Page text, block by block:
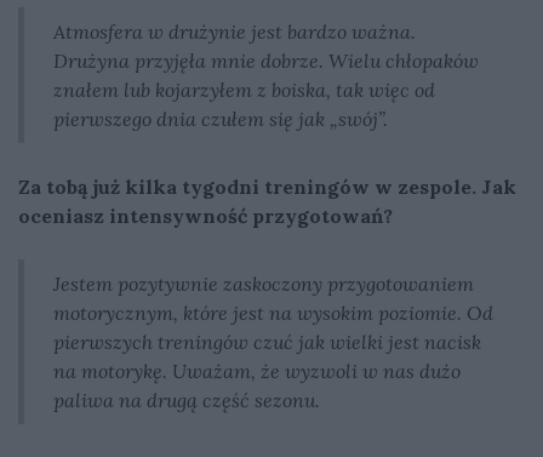
Atmosfera w drużynie jest bardzo ważna.
Drużyna przyjęła mnie dobrze. Wielu chłopaków
znałem lub kojarzyłem z boiska, tak więc od
pierwszego dnia czułem się jak „swój”.
Za tobą już kilka tygodni treningów w zespole. Jak
oceniasz intensywność przygotowań?
Jestem pozytywnie zaskoczony przygotowaniem
motorycznym, które jest na wysokim poziomie. Od
pierwszych treningów czuć jak wielki jest nacisk
na motorykę. Uważam, że wyzwoli w nas dużo
paliwa na drugą część sezonu.